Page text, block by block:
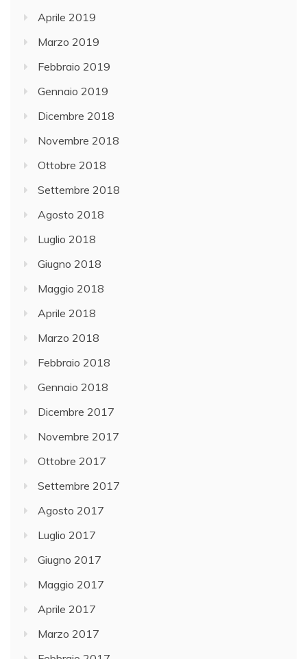
Aprile 2019
Marzo 2019
Febbraio 2019
Gennaio 2019
Dicembre 2018
Novembre 2018
Ottobre 2018
Settembre 2018
Agosto 2018
Luglio 2018
Giugno 2018
Maggio 2018
Aprile 2018
Marzo 2018
Febbraio 2018
Gennaio 2018
Dicembre 2017
Novembre 2017
Ottobre 2017
Settembre 2017
Agosto 2017
Luglio 2017
Giugno 2017
Maggio 2017
Aprile 2017
Marzo 2017